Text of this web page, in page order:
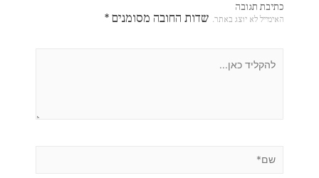
כתיבת תגובה
האימייל לא יוצג באתר. שדות החובה מסומנים*